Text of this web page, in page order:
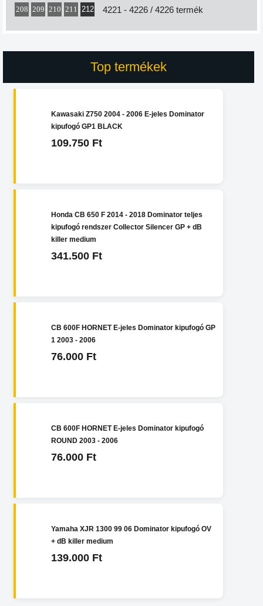
208 209 210 211 212 4221 - 4226 / 4226 termék
Top termékek
Kawasaki Z750 2004 - 2006 E-jeles Dominator
kipufogó GP1 BLACK
109.750 Ft
Honda CB 650 F 2014 - 2018 Dominator teljes
kipufogó rendszer Collector Silencer GP + dB
killer medium
341.500 Ft
CB 600F HORNET E-jeles Dominator kipufogó GP
1 2003 - 2006
76.000 Ft
CB 600F HORNET E-jeles Dominator kipufogó
ROUND 2003 - 2006
76.000 Ft
Yamaha XJR 1300 99 06 Dominator kipufogó OV
+ dB killer medium
139.000 Ft